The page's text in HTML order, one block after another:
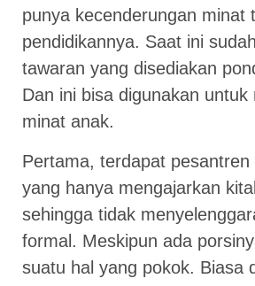
punya kecenderungan minat
pendidikannya. Saat ini
tawaran yang disediakan
Dan ini bisa digunakan untuk
minat anak.
Pertama, terdapat pesantren
yang hanya mengajarkan
sehingga tidak
formal. Meskipun ada
suatu hal yang pokok. Biasa